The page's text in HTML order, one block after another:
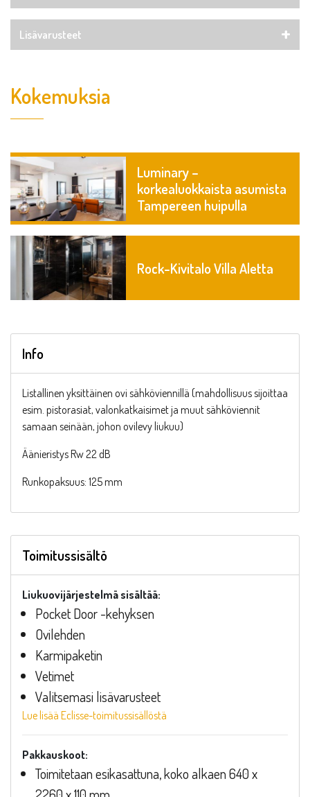
Lisävarusteet
Kokemuksia
Luminary –
korkealuokkaista asumista
Tampereen huipulla
Rock-Kivitalo Villa Aletta
Info
Listallinen yksittäinen ovi sähköviennillä (mahdollisuus sijoittaa
esim. pistorasiat, valonkatkaisimet ja muut sähköviennit
samaan seinään, johon ovilevy liukuu)
Äänieristys Rw 22 dB
Runkopaksuus: 125 mm
Toimitussisältö
Liukuovijärjestelmä sisältää:
Pocket Door -kehyksen
Ovilehden
Karmipaketin
Vetimet
Valitsemasi lisävarusteet
Lue lisää Eclisse-toimitussisällöstä
Pakkauskoot:
Toimitetaan esikasattuna, koko alkaen 640 x